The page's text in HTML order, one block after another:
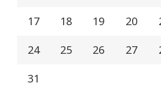
17 18 19 20
24 25 26 27
31